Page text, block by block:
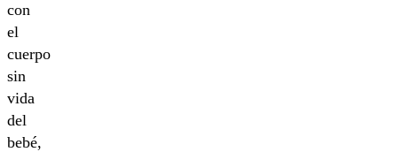
con
el
cuerpo
sin
vida
del
bebé,